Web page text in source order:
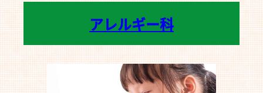
アレルギー科